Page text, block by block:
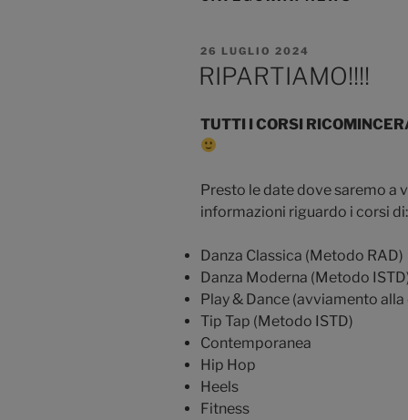
PUBBLICATO
IL
26 LUGLIO 2024
RIPARTIAMO!!!!
TUTTI I CORSI
Presto le date dove saremo a
informazioni riguardo i corsi di:
Danza Classica (Metodo RAD)
Danza Moderna (Metodo
Play & Dance (avviamento alla
Tip Tap (Metodo ISTD)
Contemporanea
Hip Hop
Heels
Fitness